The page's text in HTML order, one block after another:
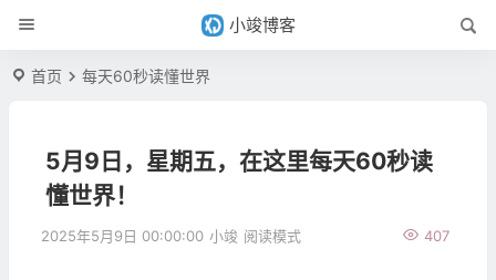
小竣博客
首页 每天60秒读懂世界
5月9日，星期五，在这里每天60秒读
懂世界！
2025年5月9日 00:00:00 小竣 407
阅读模式